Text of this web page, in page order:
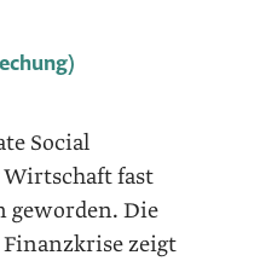
Social
fast
geworden. Die
zeigt